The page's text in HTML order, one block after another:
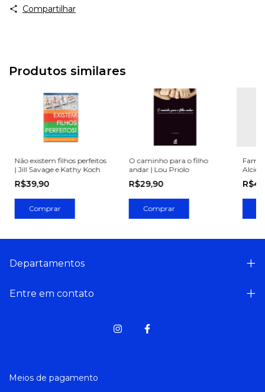
Compartilhar
Produtos similares
Não existem filhos perfeitos
| Jill Savage e Kathy Koch
R$39,90
O caminho para o filho
andar | Lou Priolo
R$29,90
Departamentos
Entre em contato
Meios de pagamento